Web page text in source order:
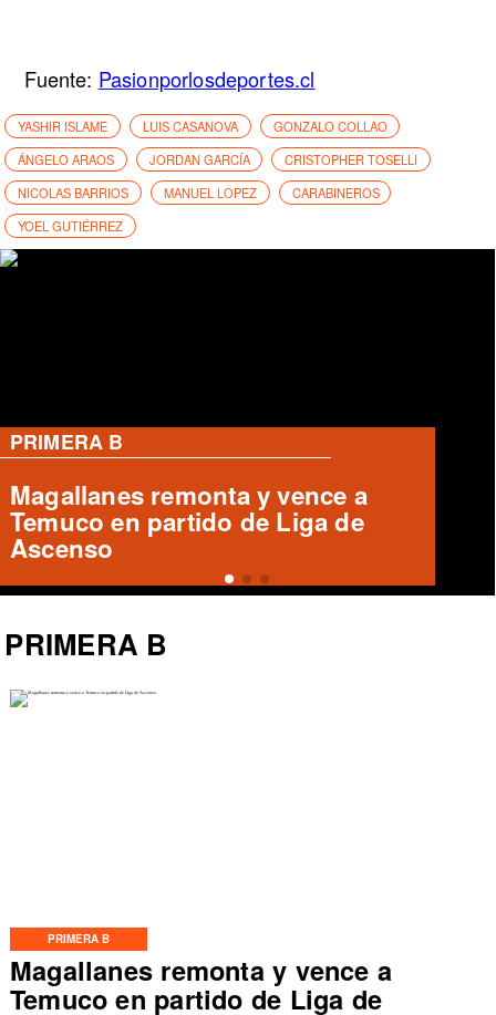
Fuente: Pasionporlosdeportes.cl
YASHIR ISLAME LUIS CASANOVA
GONZALO COLLAO
ÁNGELO ARAOS
JORDAN GARCÍA
CRISTOPHER TOSELLI
NICOLAS BARRIOS
MANUEL LOPEZ
CARABINEROS
YOEL GUTIÉRREZ
PRIMERA B
Magallanes remonta y vence a
Temuco en partido de Liga de
PRIMERA B
Cobreloa empata 1-1 con Iquique
en el Zorros del Desierto
PRIMERA B